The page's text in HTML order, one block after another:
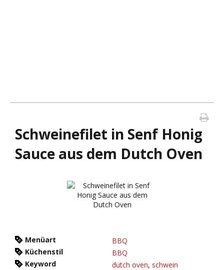
Schweinefilet in Senf Honig
Sauce aus dem Dutch Oven
Menüart
BBQ
Küchenstil
BBQ
Keyword
dutch oven, schwein